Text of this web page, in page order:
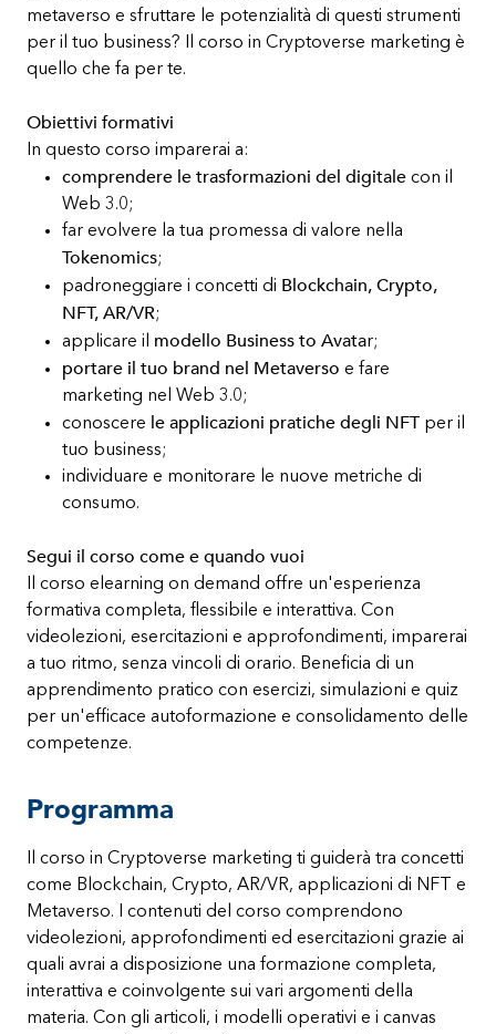
metaverso e sfruttare le potenzialità di questi strumenti
per il tuo business? Il corso in Cryptoverse marketing è
quello che fa per te.
Obiettivi formativi
In questo corso imparerai a:
comprendere le trasformazioni del digitale con il
Web 3.0;
far evolvere la tua promessa di valore nella
Tokenomics;
padroneggiare i concetti di Blockchain, Crypto,
NFT, AR/VR;
applicare il modello Business to Avatar;
portare il tuo brand nel Metaverso e fare
marketing nel Web 3.0;
conoscere le applicazioni pratiche degli NFT per il
tuo business;
individuare e monitorare le nuove metriche di
consumo.
Segui il corso come e quando vuoi
Il corso elearning on demand offre un'esperienza
formativa completa, flessibile e interattiva. Con
videolezioni, esercitazioni e approfondimenti, imparerai
a tuo ritmo, senza vincoli di orario. Beneficia di un
apprendimento pratico con esercizi, simulazioni e quiz
per un'efficace autoformazione e consolidamento delle
competenze.
Programma
Il corso in Cryptoverse marketing ti guiderà tra concetti
come Blockchain, Crypto, AR/VR, applicazioni di NFT e
Metaverso. I contenuti del corso comprendono
videolezioni, approfondimenti ed esercitazioni grazie ai
quali avrai a disposizione una formazione completa,
interattiva e coinvolgente sui vari argomenti della
materia. Con gli articoli, i modelli operativi e i canvas